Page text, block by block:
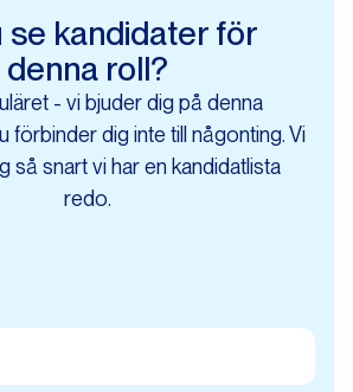
se kandidater för
denna roll?
- vi bjuder dig på denna
förbinder dig inte till någonting. Vi
så snart vi har en kandidatlista
redo.